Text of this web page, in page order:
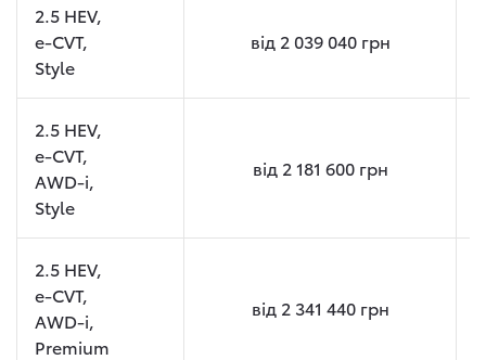
2.5 HEV,
e-CVT,
Style
від 2 039 040грн
2.5 HEV,
e-CVT,
AWD-i,
Style
від 2 181 600грн
2.5 HEV,
e-CVT,
AWD-i,
Premium
від 2 341 440грн